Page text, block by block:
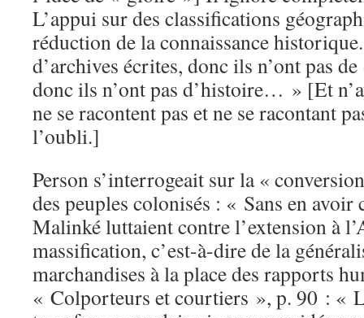
L’appui sur des classifications
réduction de la connaissance
d’archives écrites, donc ils n’ont pas
donc ils n’ont pas d’histoire… » [Et
ne se racontent pas et ne se racontant
l’oubli.]
Person s’interrogeait sur la «
des peuples colonisés : « Sans en avoir
Malinké luttaient contre l’extension à
massification, c’est-à-dire de la
marchandises à la place des rapports
« Colporteurs et courtiers », p. 90 : «